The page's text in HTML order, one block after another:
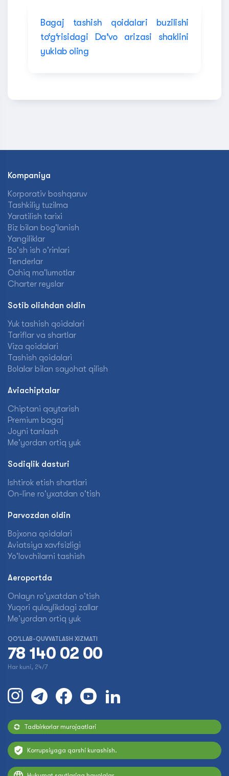
Bagaj tashish qoidalari buzilishi
to‘g‘risidagi Da’vo arizasi shaklini
yuklab oling
Kompaniya
Korporativ boshqaruv
Tashkiliy tuzilma
Yaratilish tarixi
Biz bilan bog'lanish
Yangiliklar
Bo'sh ish o'rinlari
Tenderlar
Ochiq ma'lumotlar
Charter reyslar
Sotib olishdan oldin
Yuk tashish qoidalari
Tariflar va shartlar
Viza qoidalari
Tashish qoidalari
Bolalar bilan sayohat qilish
Aviachiptalar
Chiptani qaytarish
Premium bagaj
Joyni tanlash
Me'yordan ortiq yuk
Sodiqlik dasturi
Ishtirok etish shartlari
On-line ro'yxatdan o'tish
Parvozdan oldin
Bojxona qoidalari
Aviatsiya xavfsizligi
Yo'lovchilarni tashish
Aeroportda
Onlayn ro'yxatdan o'tish
Yuqori qulaylikdagi zallar
Me'yordan ortiq yuk
QO'LLAB-QUVVATLASH XIZMATI
78 140 02 00
Har kuni, 24/7
Tadbirkorlar murojaatlari
Korrupsiyaga qarshi kurashish.